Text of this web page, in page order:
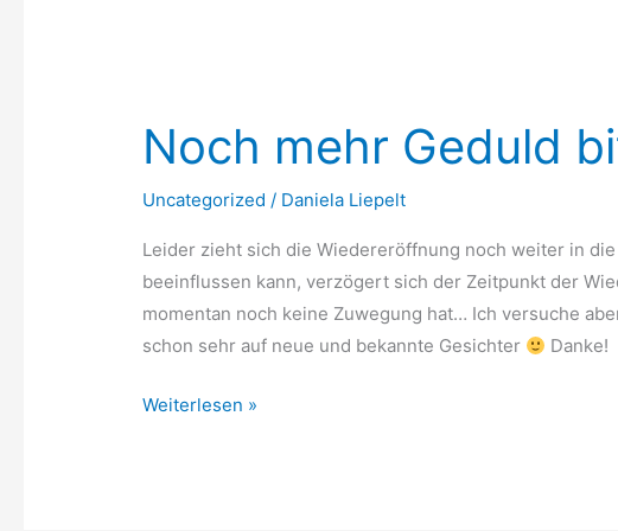
Noch mehr Geduld
Uncategorized / Daniela Liepelt
Leider zieht sich die Wiedereröffnung noch weiter in
beeinflussen kann, verzögert sich der Zeitpunkt der
momentan noch keine Zuwegung hat… Ich versuche
schon sehr auf neue und bekannte Gesichter
Danke!
Noch
mehr
Geduld
Weiterlesen »